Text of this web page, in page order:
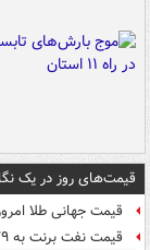
قیمت‌های روز در یک
قیمت جهانی طلا امروز ۱۵
قیمت نفت برنت به ۷۹ دلار رسید